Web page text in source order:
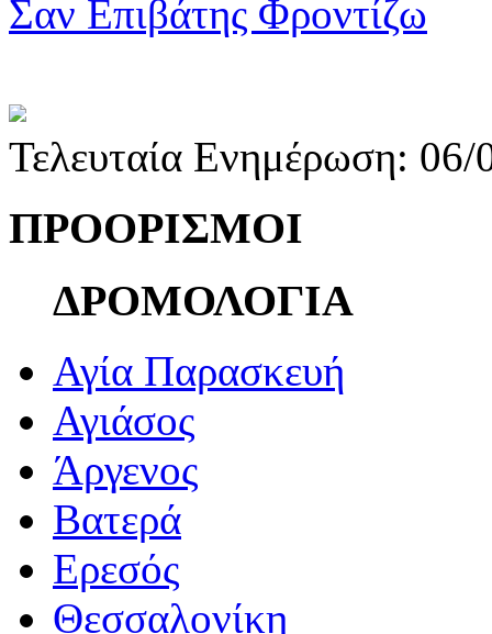
Σαν Επιβάτης Φροντίζω
Τελευταία Ενημέρωση:
ΠΡΟΟΡΙΣΜΟΙ
ΔΡΟΜΟΛΟΓΙΑ
Αγία Παρασκευή
Αγιάσος
Άργενος
Βατερά
Ερεσός
Θεσσαλονίκη